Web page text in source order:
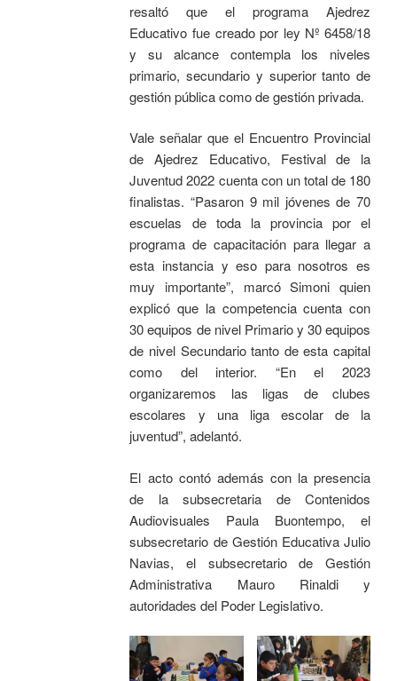
resaltó que el programa Ajedrez
Educativo fue creado por ley Nº 6458/18
y su alcance contempla los niveles
primario, secundario y superior tanto de
gestión pública como de gestión privada.
Vale señalar que el Encuentro Provincial
de Ajedrez Educativo, Festival de la
Juventud 2022 cuenta con un total de 180
finalistas. “Pasaron 9 mil jóvenes de 70
escuelas de toda la provincia por el
programa de capacitación para llegar a
esta instancia y eso para nosotros es
muy importante”, marcó Simoni quien
explicó que la competencia cuenta con
30 equipos de nivel Primario y 30 equipos
de nivel Secundario tanto de esta capital
como del interior. “En el 2023
organizaremos las ligas de clubes
escolares y una liga escolar de la
juventud”, adelantó.
El acto contó además con la presencia
de la subsecretaria de Contenidos
Audiovisuales Paula Buontempo, el
subsecretario de Gestión Educativa Julio
Navias, el subsecretario de Gestión
Administrativa Mauro Rinaldi y
autoridades del Poder Legislativo.